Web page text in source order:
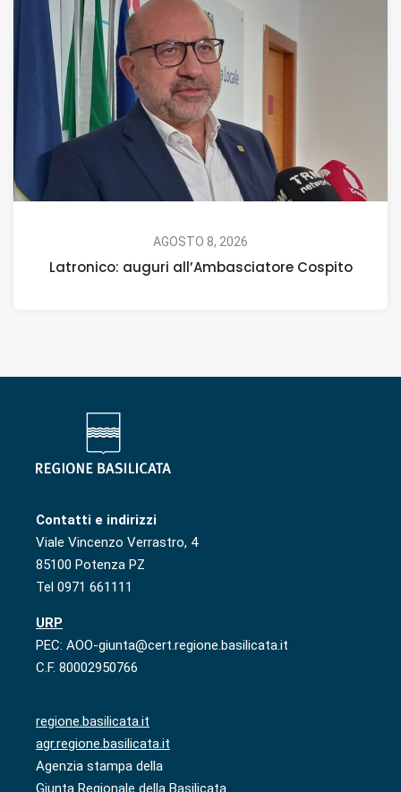
AGOSTO 8, 2026
Latronico: auguri all’Ambasciatore Cospito
Contatti e indirizzi
Viale Vincenzo Verrastro, 4
85100 Potenza PZ
Tel 0971 661111
URP
PEC: AOO-giunta@cert.regione.basilicata.it
C.F. 80002950766
regione.basilicata.it
agr.regione.basilicata.it
Agenzia stampa della
Giunta Regionale della Basilicata